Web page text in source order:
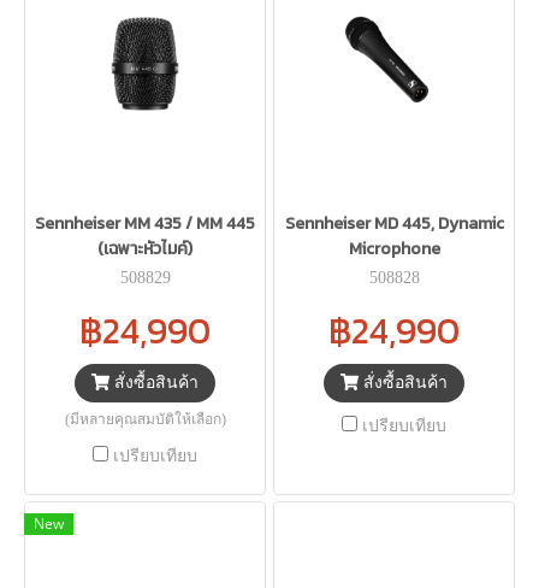
Sennheiser MM 435 / MM 445
(เฉพาะหัวไมค์)
508829
฿24,990
สั่งซื้อสินค้า
(มีหลายคุณสมบัติให้เลือก)
เปรียบเทียบ
Sennheiser MD 445, Dynamic
Microphone
508828
฿24,990
สั่งซื้อสินค้า
เปรียบเทียบ
New